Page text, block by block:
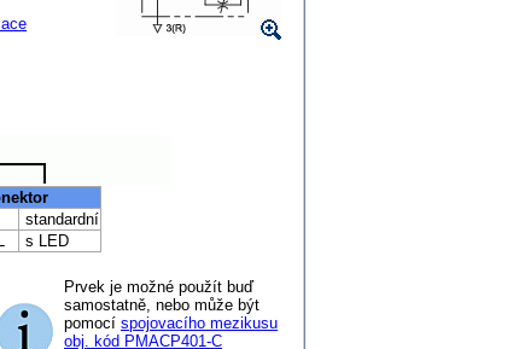
standardní
L
s LED
Prvek je možné použít buď
samostatně, nebo může být
pomocí spojovacího mezikusu
obj. kód PMACP401-C